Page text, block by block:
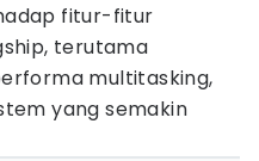
fitur-fitur
terutama
multitasking,
yang semakin